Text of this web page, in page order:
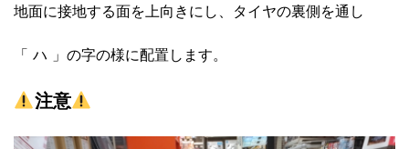
地面に接地する面を上向きにし、タイヤの裏側を通し
「 ハ 」の字の様に配置します。
注意